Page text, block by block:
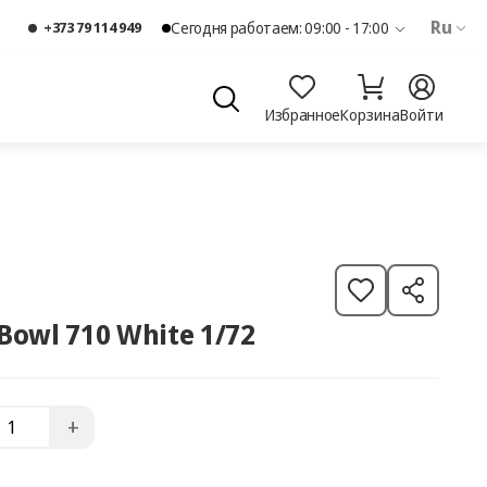
+373 79 114 949 Сегодня работаем: 09:00 - 17:00 Ru
ИзбранноеКорзинаВойти
710 White 1/72
+